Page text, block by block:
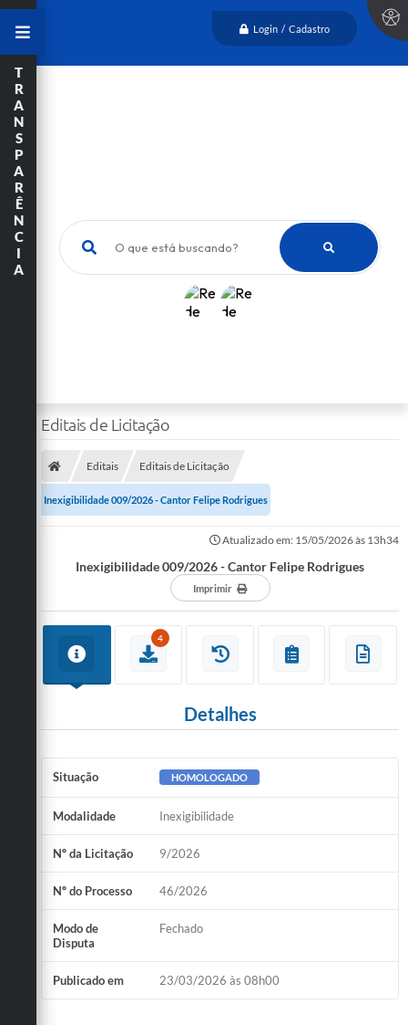
Login / Cadastro
O que está buscando?
T
R
A
N
S
P
A
R
Ê
N
C
I
A
Editais de Licitação
Editais Editais de Licitação
Inexigibilidade 009/2026 - Cantor Felipe Rodrigues
Atualizado em: 15/05/2026 às 13h34
Inexigibilidade 009/2026 - Cantor Felipe Rodrigues
Imprimir
4
Detalhes
Situação HOMOLOGADO
Modalidade Inexigibilidade
Nº da Licitação 9/2026
Nº do Processo 46/2026
Modo de
Disputa
Fechado
Publicado em 23/03/2026 às 08h00